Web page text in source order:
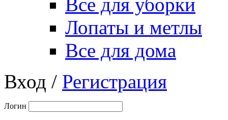
Лопаты и метлы
Все для дома
Вход / Регистрация
Логин